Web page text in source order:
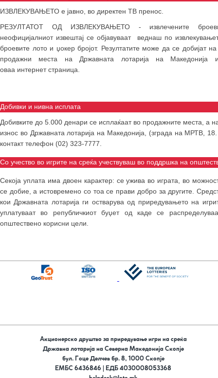
ИЗВЛЕКУВАЊЕТО е јавно, во директен ТВ пренос.
РЕЗУЛТАТОТ ОД ИЗВЛЕКУВАЊЕТО - извлечените
неофицијалниот извештај се објавуваат веднаш по
броевите лото и џокер бројот. Резултатите може да се добијат
продажни места на Државната лотарија на Македонија
оваа интернет страница.
Добивки и нивна исплата
Добивките до 5.000 денари се исплаќаат во продажните места, а
износ во Државната лотарија на Македонија, (зграда на МРТВ, 18.
контакт телефон (02) 323-7777.
Со учество во игрите на среќа учествуваш во поддршка на
Секоја уплата има двоен карактер: се ужива во играта, во
се добие, а истовремено со тоа се прави добро за другите.
кои Државната лотарија ги остварува од приредувањето на
уплатуваат во републичкиот буџет од каде се
општествено корисни цели.
Акционерско друштво за приредување игри на среќа
Државна лотарија на Северна Македонија Скопје
бул. Гоце Делчев бр. 8, 1000 Скопје
ЕМБС 6436846 | ЕДБ 4030008053368